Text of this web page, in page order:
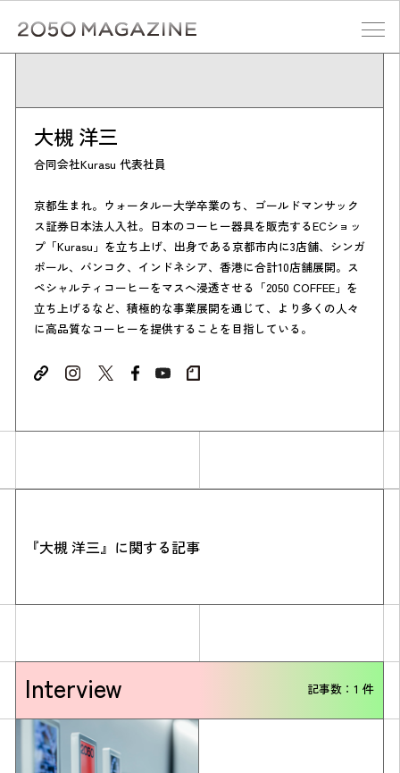
content
Simulation
Action list
アクションリスト
大槻 洋三
合同会社Kurasu 代表社員
京都生まれ。ウォータルー大学卒業のち、ゴールドマンサック
ス証券日本法人入社。日本のコーヒー器具を販売するECショッ
プ「Kurasu」を立ち上げ、出身である京都市内に3店舗、シンガ
ポール、バンコク、インドネシア、香港に合計10店舗展開。ス
ペシャルティコーヒーをマスへ浸透させる「2050 COFFEE」を
立ち上げるなど、積極的な事業展開を通じて、より多くの人々
に高品質なコーヒーを提供することを目指している。
『大槻 洋三』に関する記事
Interview 記事数：1 件